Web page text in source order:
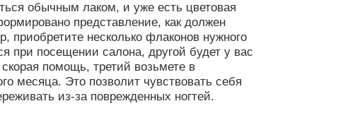
обычным лаком, и уже есть цветовая
представление, как должен
приобретите несколько флаконов нужного
при посещении салона, другой будет у вас
помощь, третий возьмете в
месяца. Это позволит чувствовать себя
из-за поврежденных ногтей.